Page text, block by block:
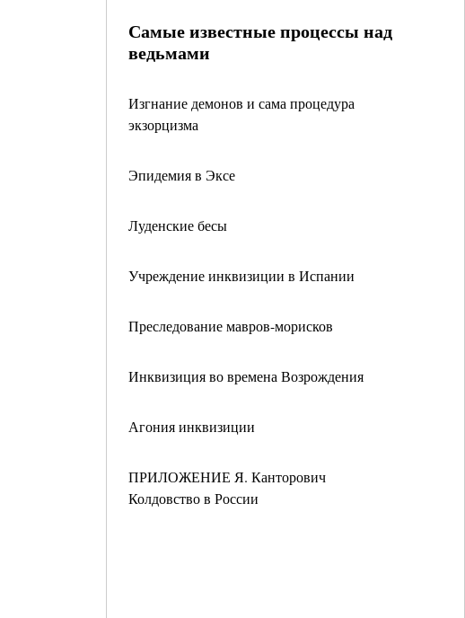
Самые известные процессы над
ведьмами
Изгнание демонов и сама процедура
экзорцизма
Эпидемия в Эксе
Луденские бесы
Учреждение инквизиции в Испании
Преследование мавров-морисков
Инквизиция во времена Возрождения
Агония инквизиции
ПРИЛОЖЕНИЕ Я. Канторович
Колдовство в России